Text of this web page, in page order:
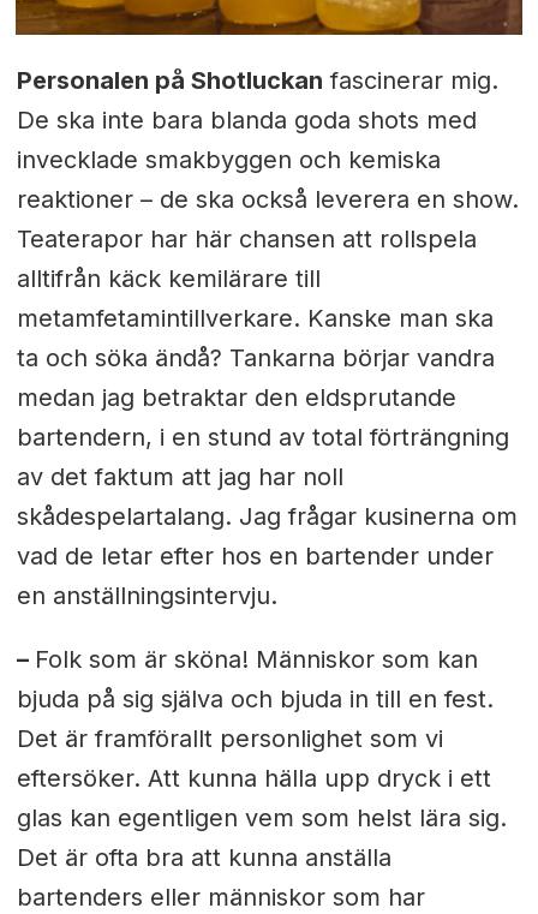
Personalen på Shotluckan fascinerar mig.
De ska inte bara blanda goda shots med
invecklade smakbyggen och kemiska
reaktioner – de ska också leverera en show.
Teaterapor har här chansen att rollspela
alltifrån käck kemilärare till
metamfetamintillverkare. Kanske man ska
ta och söka ändå? Tankarna börjar vandra
medan jag betraktar den eldsprutande
bartendern, i en stund av total förträngning
av det faktum att jag har noll
skådespelartalang. Jag frågar kusinerna om
vad de letar efter hos en bartender under
en anställningsintervju.
– Folk som är sköna! Människor som kan
bjuda på sig själva och bjuda in till en fest.
Det är framförallt personlighet som vi
eftersöker. Att kunna hälla upp dryck i ett
glas kan egentligen vem som helst lära sig.
Det är ofta bra att kunna anställa
bartenders eller människor som har